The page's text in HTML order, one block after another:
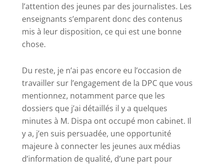
l’attention des jeunes par des journalistes. Les
enseignants s’emparent donc des contenus
mis à leur disposition, ce qui est une bonne
chose.
Du reste, je n’ai pas encore eu l’occasion de
travailler sur l’engagement de la DPC que vous
mentionnez, notamment parce que les
dossiers que j’ai détaillés il y a quelques
minutes à M. Dispa ont occupé mon cabinet. Il
y a, j’en suis persuadée, une opportunité
majeure à connecter les jeunes aux médias
d’information de qualité, d’une part pour